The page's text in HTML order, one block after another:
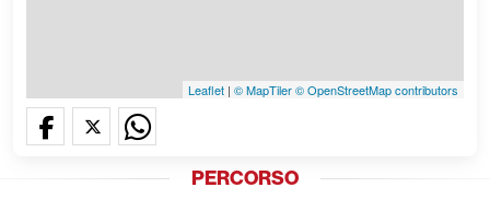
Leaflet | © MapTiler© OpenStreetMap contributors
PERCORSO